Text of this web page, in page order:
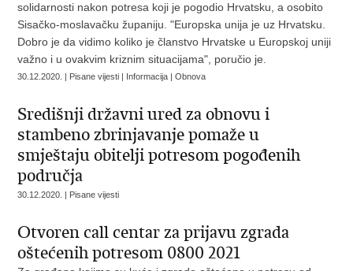
solidarnosti nakon potresa koji je pogodio Hrvatsku, a osobito
Sisačko-moslavačku županiju. "Europska unija je uz Hrvatsku.
Dobro je da vidimo koliko je članstvo Hrvatske u Europskoj uniji
važno i u ovakvim kriznim situacijama", poručio je.
30.12.2020. | Pisane vijesti | Informacija | Obnova
Središnji državni ured za obnovu i
stambeno zbrinjavanje pomaže u
smještaju obitelji potresom pogođenih
područja
30.12.2020. | Pisane vijesti
​Otvoren call centar za prijavu zgrada
oštećenih potresom 0800 2021